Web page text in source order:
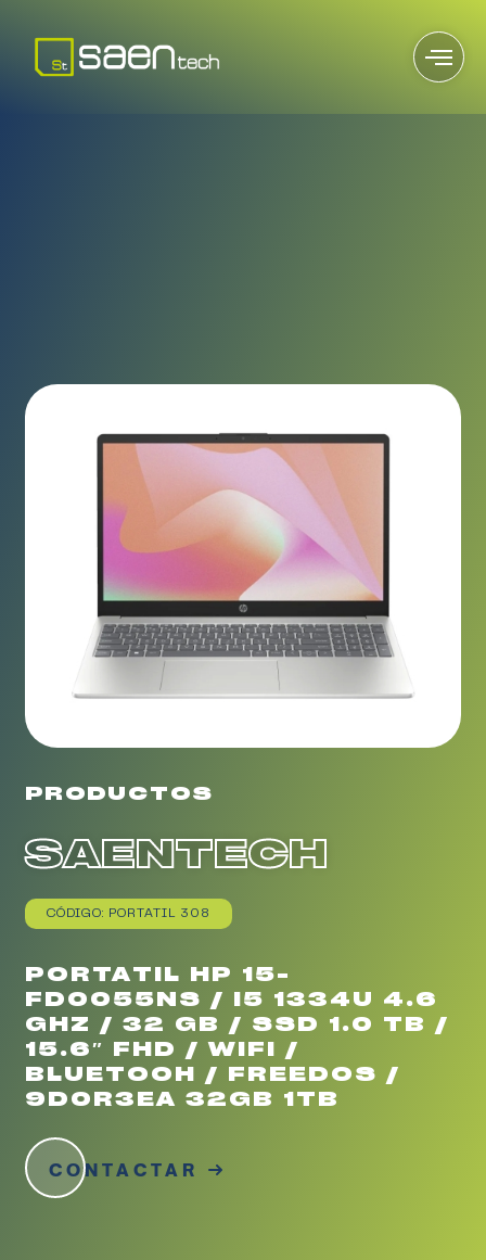
PRODUCTOS
SAENTECH
CÓDIGO: PORTATIL 308
PORTATIL HP 15-
FD0055NS / I5 1334U 4.6
GHZ / 32 GB / SSD 1.0 TB /
15.6″ FHD / WIFI /
BLUETOOH / FREEDOS /
9D0R3EA 32GB 1TB
CONTACTAR